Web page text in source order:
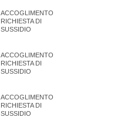
ACCOGLIMENTO
RICHIESTA DI
SUSSIDIO
ACCOGLIMENTO
RICHIESTA DI
SUSSIDIO
ACCOGLIMENTO
RICHIESTA DI
SUSSIDIO